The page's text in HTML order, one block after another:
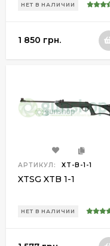
НЕТ В НАЛИЧИИ
1 850 грн.
АРТИКУЛ: XT-B-1-1
XTSG XTB 1-1
НЕТ В НАЛИЧИИ